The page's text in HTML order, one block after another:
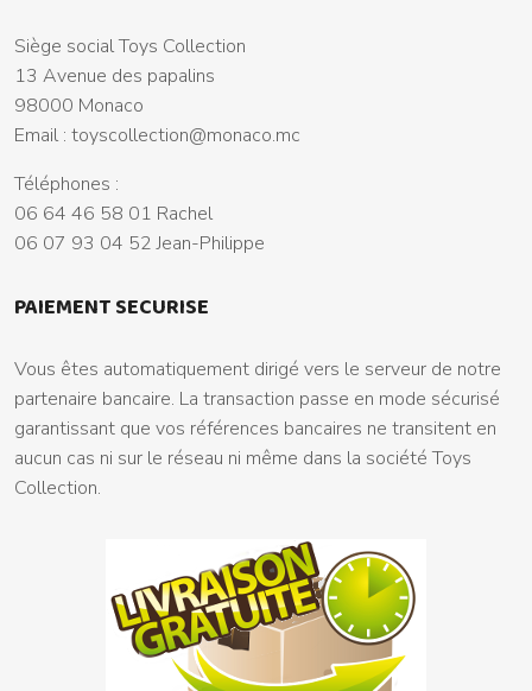
Siège social Toys Collection
13 Avenue des papalins
98000 Monaco
Email : toyscollection@monaco.mc
Téléphones :
06 64 46 58 01 Rachel
06 07 93 04 52 Jean-Philippe
PAIEMENT SECURISE
Vous êtes automatiquement dirigé vers le serveur de notre
partenaire bancaire. La transaction passe en mode sécurisé
garantissant que vos références bancaires ne transitent en
aucun cas ni sur le réseau ni même dans la société Toys
Collection.